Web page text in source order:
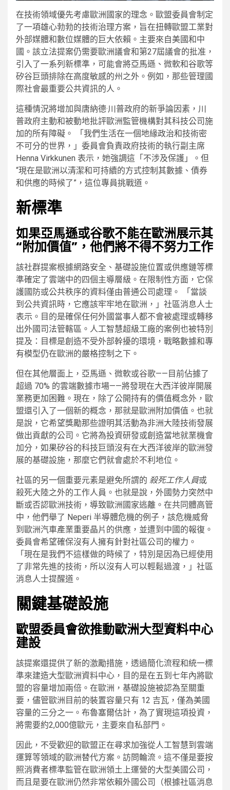
在技​​術領域優先考慮歐洲國家的理念。歐盟委員會制定
了一項雄心勃勃的技術治理方案，旨在扭轉歐盟工業對
外部媒體和數位媒體的巨大依賴。主要來自美國和中
國。該立法提案仍需要歐洲議會和第27屆議會的批准，
引入了一系列新標準，可能會將亞馬遜、微軟和谷歌等
矽谷巨頭排除在高度敏感的州之外。例如，那些管理國
際社會最重要公共資訊的人。
這種情況將增加與唐納德·川普政府的新爭論因素，川
普政府主動和被動地批評歐洲監管機構對其科技公司施
加的所有障礙。 「我們生活在一個地緣政治和技術密
不可分的世界，」委員會負責政府技術的執行副主席
Henna Virkkunen 表示，她強調這「不涉及保護」。但
“現在是歐洲以清潔和可持續的方式控制其數據、債券
和供應的時候了”，這位專員挑戰道。
新標準
如果亞馬遜或谷歌不能在歐洲展示其
“附加價值”，他們將不得不努力工作
該社群提案根據網路安全、基礎設施位置或供應鏈等標
準確定了雲端中的四個主導層級。在限制性方面，它保
護國防或公共秩序的資料僅由普通公司處理。 「當談
到公共資訊時，它應該牢牢地在歐洲，」社區消息人士
表示。目的是確保任何外國當事人都不會被處理或轉移
出外國司法管轄區。人工智慧超級工廠的案例也被特別
提及：目標是創造不受外部幹擾的環境，戰略數據和專
有模型仍在歐洲的嚴格控制之下。
但在其他層面上，亞馬遜、微軟或谷歌——目前佔據了
超過 70% 的雲端數據市場——將發現在大西洋彼岸開展
業務更加困難。現在，除了公開持有的價值概念外，歐
盟還引入了一個新的概念，那就是歐洲附加價值。也就
是說，它希望獎勵那些證明其活動為非洲大陸技術發展
做出貢獻的公司。它將為投資研發或創造當地就業機會
加分，如果矽谷的科技巨頭沒有在大西洋彼岸的歐洲發
展的基礎設施，那麼它們就會處於不利地位。
社區的另一個重要元素是避免所謂的 殺死工作人員或
殺死大陸之外的工作人員。也就是說，外國勢力突然中
斷或否認歐洲技術，導致歐洲國家逃離。在共同體高管
中，他們舉了 Neperi 半導體危機的例子，該危機威脅
到歐洲汽車產業重要晶片的供應，並遭到中國的報復。
委員會希望確保沒有人擁有針對社區公司的權力。
「現在是我們不這樣做的時候了，特別是因為已經使用
了非常先進的技術，所以沒有人可以輕鬆過渡，」社區
消息人士提醒道。
關鍵基礎設施
歐盟委員會欲推動歐洲大型資料中心
建設
該提案還提供了新的激勵措施，透過簡化流程和統一標
準來建造大型歐洲資料中心，目的是在五到七年內將歐
盟的容量增加兩倍。在歐洲，基礎設施被認為至關重
要，儘管歐洲目前的裝置容量只有 12 吉瓦，僅為美國
容量的三分之一。布魯塞爾估計，為了實現這項投資，
將需要約2,000億歐元，主要來自私部門。
因此，不受歡迎的歐盟正在尋求加強從人工智慧到雲端
運算等領域的歐洲替代方案。訪問輪流。這不僅是要按
照消費者標準監管在歐洲領土上運營的大型美國公司，
而且是要在歐洲仍然非常依賴外國公司（根據社區消息